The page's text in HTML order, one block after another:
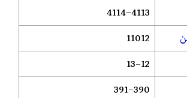
4113–4114
11012
12–13
390–391